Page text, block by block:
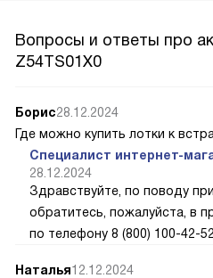
Вопросы и ответы про
Z54TS01X0
Борис28.12.2024
Где можно купить лотки к
Специалист интернет-
28.12.2024
Здравствуйте, по поводу
обратитесь, пожалуйста, в
по телефону 8 (800) 100-42-52.
Наталья12.12.2024